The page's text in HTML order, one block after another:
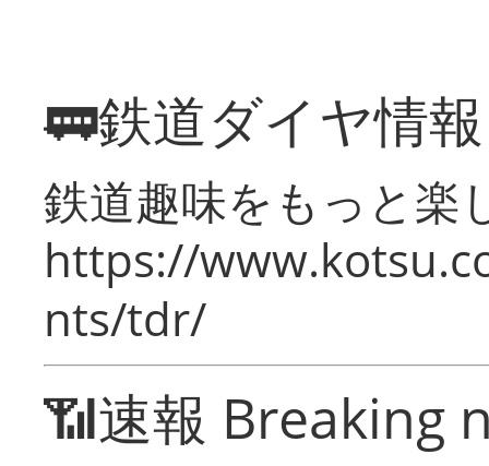
🚃鉄道ダイヤ情
鉄道趣味をもっと楽
https://
nts/tdr/
📶速報 Breaking